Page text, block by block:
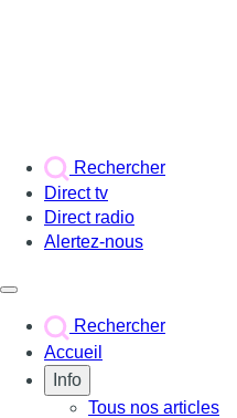
Rechercher
Direct tv
Direct radio
Alertez-nous
Rechercher
Accueil
Info
Tous nos articles